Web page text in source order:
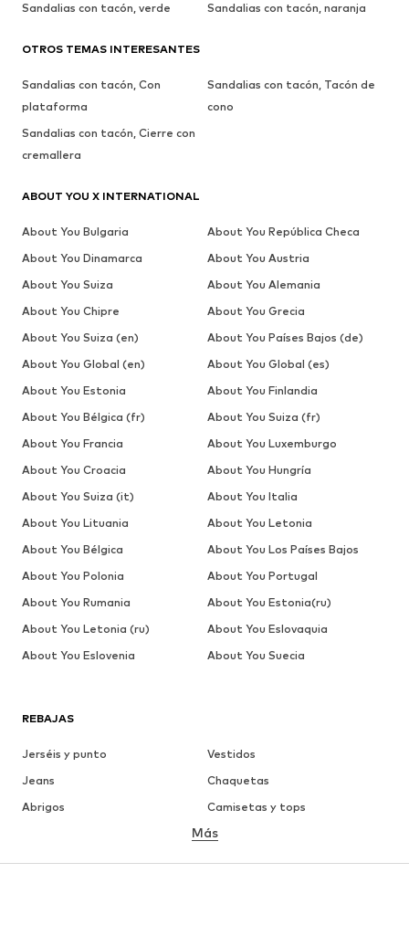
REBAJAS
Jerséis y punto
Vestidos
Jeans
Chaquetas
Abrigos
Camisetas y tops
Ropa interior
Faldas
Blusas y camisas
Más
Sandalias con tacón, verde
Sandalias con tacón, naranja
OTROS TEMAS INTERESANTES
Sandalias con tacón, Con
plataforma
Sandalias con tacón, Tacón de
cono
Sandalias con tacón, Cierre con
cremallera
ABOUT YOU X INTERNATIONAL
About You Bulgaria
About You República Checa
About You Dinamarca
About You Austria
About You Suiza
About You Alemania
About You Chipre
About You Grecia
About You Suiza (en)
About You Países Bajos (de)
About You Global (en)
About You Global (es)
About You Estonia
About You Finlandia
About You Bélgica (fr)
About You Suiza (fr)
About You Francia
About You Luxemburgo
About You Croacia
About You Hungría
About You Suiza (it)
About You Italia
About You Lituania
About You Letonia
About You Bélgica
About You Los Países Bajos
About You Polonia
About You Portugal
About You Rumania
About You Estonia(ru)
About You Letonia (ru)
About You Eslovaquia
About You Eslovenia
About You Suecia